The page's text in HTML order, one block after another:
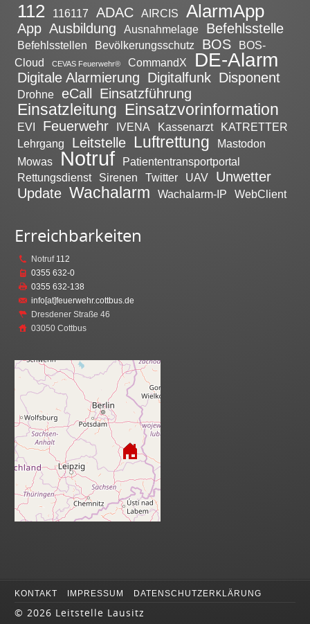
112 116117 ADAC AIRCIS AlarmApp
App Ausbildung Ausnahmelage Befehlsstelle
Befehlsstellen Bevölkerungsschutz BOS
BOS-
Cloud
CEVAS Feuerwehr® CommandX DE-Alarm
Digitale Alarmierung Digitalfunk Disponent
Drohne eCall Einsatzführung
Einsatzleitung Einsatzvorinformation
EVI Feuerwehr IVENA Kassenarzt
KATRETTER
Lehrgang
Leitstelle Luftrettung
Mastodon
Mowas
Notruf
Patiententransportportal
Rettungsdienst
Sirenen Twitter UAV
Unwetter
Update Wachalarm Wachalarm-IP WebClient
Erreichbarkeiten
Notruf 112
0355 632-0
0355 632-138
info[at]feuerwehr.cottbus.de
Dresdener Straße 46
03050 Cottbus
KONTAKT IMPRESSUM DATENSCHUTZERKLÄRUNG
©2026 Leitstelle Lausitz